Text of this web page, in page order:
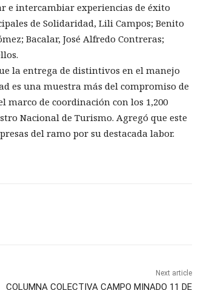
e intercambiar experiencias de éxito
de Solidaridad, Lili Campos; Benito
Bacalar, José Alfredo Contreras;
la entrega de distintivos en el manejo
es una muestra más del compromiso de
marco de coordinación con los 1,200
Nacional de Turismo. Agregó que este
del ramo por su destacada labor.
Next article
COLUMNA COLECTIVA CAMPO MINADO 11 DE